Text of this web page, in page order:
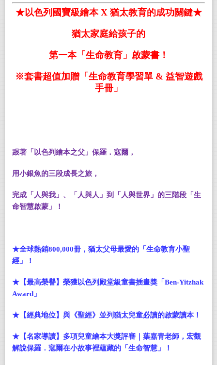
★以色列國寶級繪本 X 猶太教育的成功關鍵★
猶太家庭給孩子的
第一本「生命教育」啟蒙書！
※套書超值加贈「生命教育學習單 & 益智遊戲
手冊」
跟著「以色列繪本之父」保羅．寇爾，
用小銀魚的三段成長之旅，
完成「人與我」、「人與人」到「人與世界」的三階段「生
命智慧啟蒙」！
★全球熱銷800,000冊，猶太父母最愛的「生命教育小聖
經」！
★【最高榮譽】榮獲以色列殿堂級童書插畫獎「Ben-Yitzhak
Award」
★【經典地位】與《聖經》並列猶太兒童必讀的啟蒙讀本！
★【名家導讀】多項兒童繪本大獎評審｜葉嘉青老師，宏觀
解說保羅．寇爾在小故事裡蘊藏的「生命智慧」！